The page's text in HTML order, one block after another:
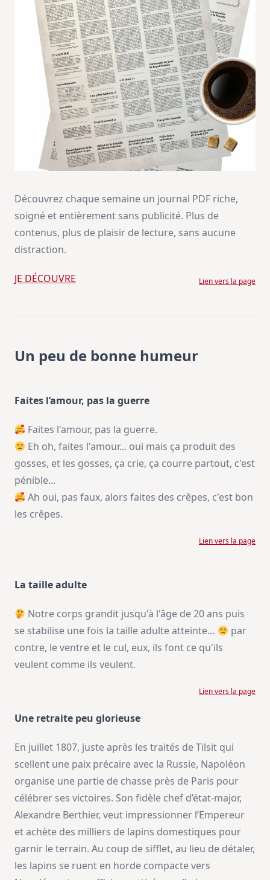
Découvrez chaque semaine un journal PDF riche,
soigné et entièrement sans publicité. Plus de
contenus, plus de plaisir de lecture, sans aucune
distraction.
JE DÉCOUVRE Lien vers la page
Un peu de bonne humeur
Faites l’amour, pas la guerre
Faites l'amour, pas la guerre.
Eh oh, faites l'amour... oui mais ça produit des
gosses, et les gosses, ça crie, ça courre partout, c'est
pénible...
Ah oui, pas faux, alors faites des crêpes, c'est bon
les crêpes.
Lien vers la page
La taille adulte
Notre corps grandit jusqu'à l'âge de 20 ans puis
se stabilise une fois la taille adulte atteinte…
par
contre, le ventre et le cul, eux, ils font ce qu'ils
veulent comme ils veulent.
Lien vers la page
Une retraite peu glorieuse
En juillet 1807, juste après les traités de Tilsit qui
scellent une paix précaire avec la Russie, Napoléon
organise une partie de chasse près de Paris pour
célébrer ses victoires. Son fidèle chef d’état-major,
Alexandre Berthier, veut impressionner l’Empereur
et achète des milliers de lapins domestiques pour
garnir le terrain. Au coup de sifflet, au lieu de détaler,
les lapins se ruent en horde compacte vers